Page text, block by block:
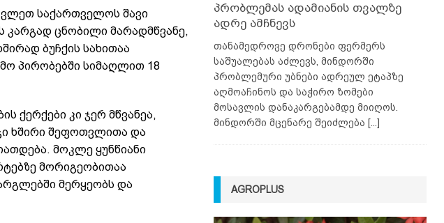
საქართველოს შავი
კარგად ცნობილი მარადმწვანე,
ბუჩქის სახითაა
პირობებში სიმაღლით 18
ქერქები კი ჯერ მწვანეა,
ხშირი შეფოთვლითა და
მოკლე ყუნწიანი
მორიგეობითაა
მერყეობს და
პრობლემას ადამიანის თვალზე
ადრე ამჩნევს
თანამედროვე დრონები ფერმერს
საშუალებას აძლევს, მინდორში
პრობლემური უბნები ადრეულ ეტაპზე
აღმოაჩინოს და საჭირო ზომები
მოსავლის დანაკარგებამდე მიიღოს.
მინდორში მცენარე შეიძლება [...]
AGROPLUS